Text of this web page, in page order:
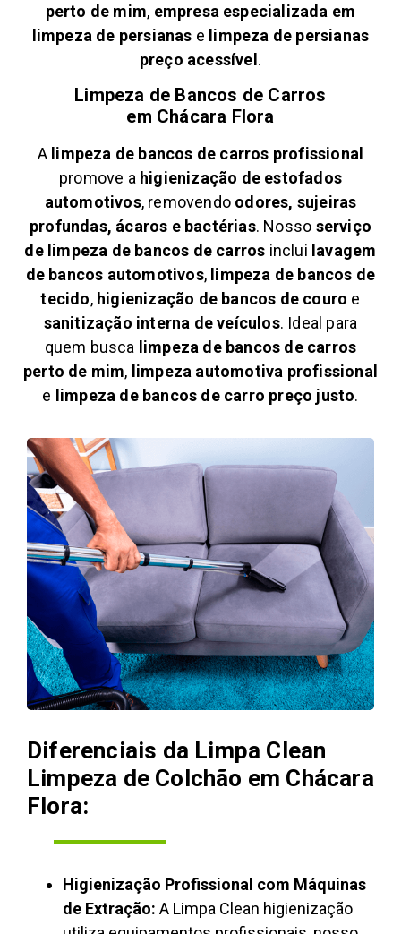
perto de mim, empresa especializada em
limpeza de persianas e limpeza de persianas
preço acessível.
Limpeza de Bancos de Carros
em Chácara Flora
A limpeza de bancos de carros profissional
promove a higienização de estofados
automotivos, removendo odores, sujeiras
profundas, ácaros e bactérias. Nosso serviço
de limpeza de bancos de carros inclui lavagem
de bancos automotivos, limpeza de bancos de
tecido, higienização de bancos de couro e
sanitização interna de veículos. Ideal para
quem busca limpeza de bancos de carros
perto de mim, limpeza automotiva profissional
e limpeza de bancos de carro preço justo.
Diferenciais da Limpa Clean
Limpeza de Colchão em Chácara
Flora:
Higienização Profissional com Máquinas
de Extração: A Limpa Clean higienização